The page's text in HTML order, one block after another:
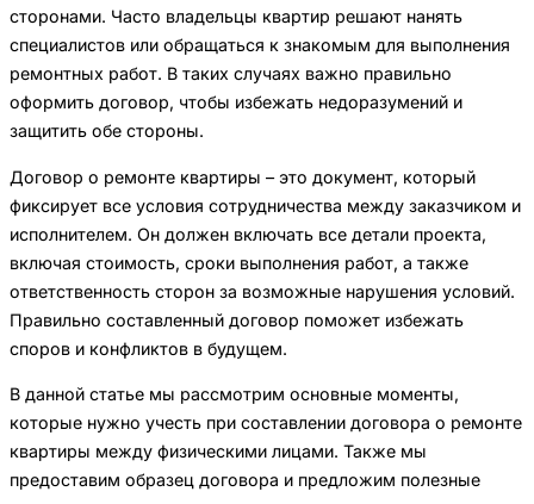
сторонами. Часто владельцы квартир решают нанять
специалистов или обращаться к знакомым для выполнения
ремонтных работ. В таких случаях важно правильно
оформить договор, чтобы избежать недоразумений и
защитить обе стороны.
Договор о ремонте квартиры – это документ, который
фиксирует все условия сотрудничества между заказчиком и
исполнителем. Он должен включать все детали проекта,
включая стоимость, сроки выполнения работ, а также
ответственность сторон за возможные нарушения условий.
Правильно составленный договор поможет избежать
споров и конфликтов в будущем.
В данной статье мы рассмотрим основные моменты,
которые нужно учесть при составлении договора о ремонте
квартиры между физическими лицами. Также мы
предоставим образец договора и предложим полезные